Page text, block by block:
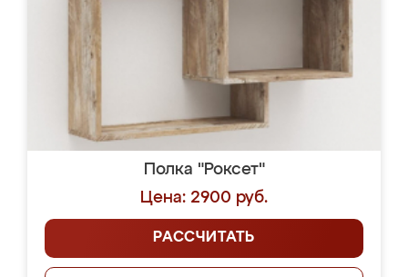
Полка "Роксет"
Цена: 2900 руб.
РАССЧИТАТЬ